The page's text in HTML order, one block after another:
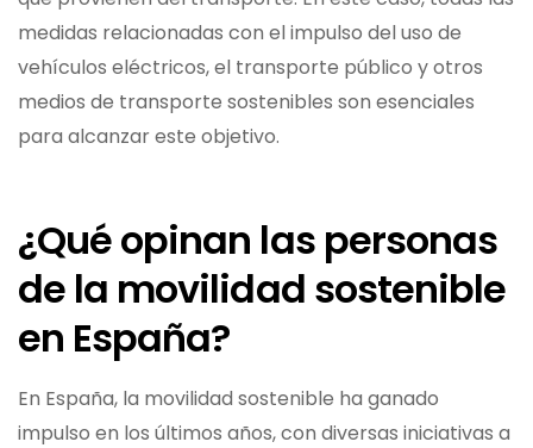
medidas relacionadas con el impulso del uso de
vehículos eléctricos, el transporte público y otros
medios de transporte sostenibles son esenciales
para alcanzar este objetivo.
¿Qué opinan las personas
de la movilidad sostenible
en España?
En España, la movilidad sostenible ha ganado
impulso en los últimos años, con diversas iniciativas a